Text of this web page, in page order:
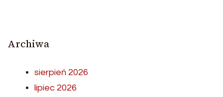
Archiwa
sierpień 2026
lipiec 2026